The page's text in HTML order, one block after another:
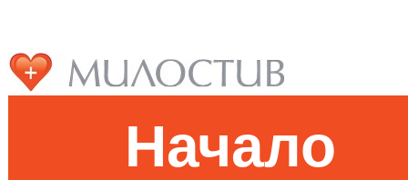
Начало